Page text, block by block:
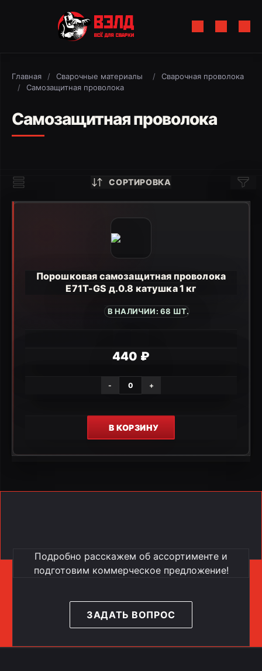
Главная / Сварочные материалы /
Сварочная проволока
/
Самозащитная проволока
Самозащитная проволока
СОРТИРОВКА
Порошковая самозащитная проволока
E71T-GS д.0.8 катушка 1 кг
В НАЛИЧИИ: 68 ШТ.
440 ₽
- +
В КОРЗИНУ
Подробно расскажем об ассортименте и
подготовим коммерческое предложение!
ЗАДАТЬ ВОПРОС